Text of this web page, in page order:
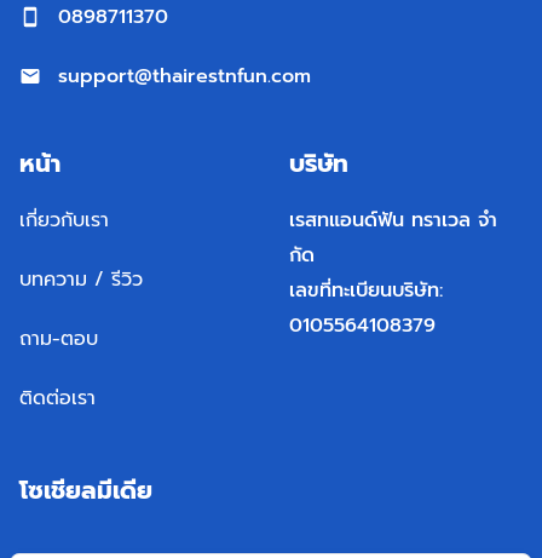
0898711370
support@thairestnfun.com
หน้า
เกี่ยวกับเรา
บทความ / รีวิว
ถาม-ตอบ
ติดต่อเรา
บริษัท
เรสทแอนด์ฟัน ทราเวล จํา
กัด
เลขที่ทะเบียนบริษัท:
0105564108379
โซเชียลมีเดีย